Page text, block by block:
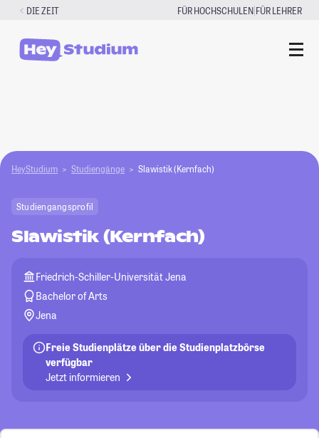
Zum
springen
DIE ZEIT FÜR HOCHSCHULEN|FÜR LEHRER
HeyStudium Studiengänge Slawistik (Kernfach)
Studiengangsprofil
Slawistik (Kernfach)
Friedrich-Schiller-Universität Jena
Bachelor of Arts
Jena
Freie Studienplätze über die Studienplatzbörse
verfügbar
Jetzt informieren